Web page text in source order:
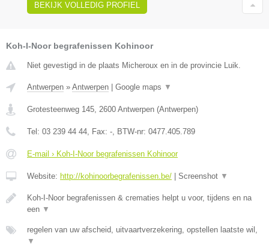
BEKIJK VOLLEDIG PROFIEL
Koh-I-Noor begrafenissen Kohinoor
Niet gevestigd in de plaats Micheroux en in de provincie Luik.
Antwerpen » Antwerpen Google maps ▼
Grotesteenweg 145, 2600 Antwerpen (Antwerpen)
Tel: 03 239 44 44, Fax: -, BTW-nr: 0477.405.789
E-mail › Koh-I-Noor begrafenissen Kohinoor
Website: http://kohinoorbegrafenissen.be/ Screenshot ▼
Koh-I-Noor begrafenissen & crematies helpt u voor, tijdens en na
een ▼
regelen van uw afscheid, uitvaartverzekering, opstellen laatste wil,
▼